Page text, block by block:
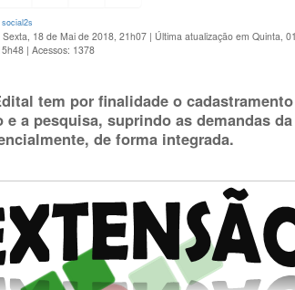
social2s
Sexta, 18 de Mai de 2018, 21h07 | Última atualização em Quinta,
| Acessos: 1378
tem por finalidade o
e a pesquisa, suprindo as demandas
de forma integrada.